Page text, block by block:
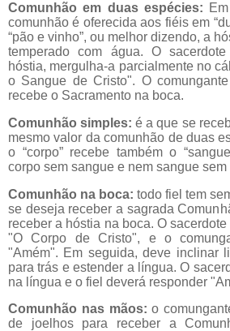
Comunhão em duas espécies:
comunhão é oferecida aos fiéis em
“pão e vinho”, ou melhor dizendo, a
temperado com água. O
hóstia, mergulha-a parcialmente no
o Sangue de Cristo". O
recebe o Sacramento na boca.
Comunhão simples: é a que se
mesmo valor da comunhão de duas
o “corpo” recebe também o
corpo sem sangue e nem sangue sem
Comunhão na boca: todo fiel tem
se deseja receber a sagrada
receber a hóstia na boca. O
"O Corpo de Cristo", e o
"Amém". Em seguida, deve inclinar
para trás e estender a língua. O
na língua e o fiel deverá responder
Comunhão nas mãos:o
de joelhos para receber a